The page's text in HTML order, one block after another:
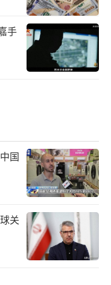
手
国
关